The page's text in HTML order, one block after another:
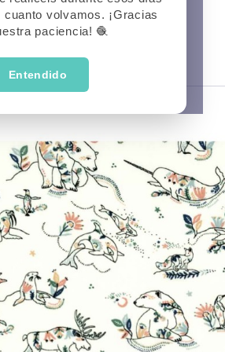
cuanto volvamos. ¡Gracias
paciencia! 🧶
Entendido